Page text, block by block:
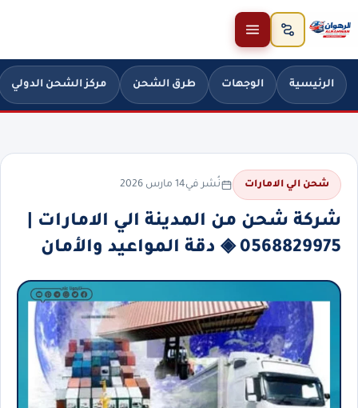
تخطَّ إلى المحتوى
الرئيسية الوجهات طرق الشحن مركز الشحن الدولي
شحن الي الامارات نُشر في14 مارس 2026
شركة شحن من المدينة الي الامارات |
0568829975 ◈ دقة المواعيد والأمان